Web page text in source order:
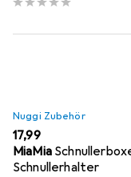
Nuggi Zubehör
EUR
17,99
MiaMia
Schnullerhalter